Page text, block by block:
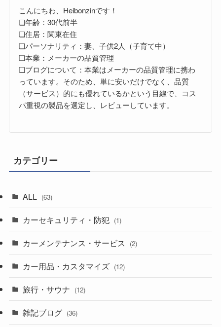
こんにちわ、Heibonzinです！
❏年齢：30代前半
❏住居：関東在住
❏パーソナリティ：妻、子供2人（子育て中）
❏本業：メーカーの品質管理
❏ブログについて：本業はメーカーの品質管理に携わ
っています。そのため、単に安いだけでなく、品質
（サービス）的にも優れているかという目線で、コス
パ重視の製品を選定し、レビューしています。
カテゴリー
ALL (63)
カーセキュリティ・防犯 (1)
カーメンテナンス・サービス (2)
カー用品・カスタマイズ (12)
旅行・サウナ (12)
雑記ブログ (36)